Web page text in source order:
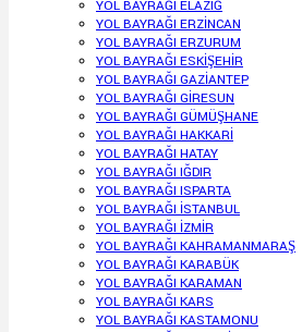
YOL BAYRAĞI ELAZIĞ
YOL BAYRAĞI ERZİNCAN
YOL BAYRAĞI ERZURUM
YOL BAYRAĞI ESKİŞEHİR
YOL BAYRAĞI GAZİANTEP
YOL BAYRAĞI GİRESUN
YOL BAYRAĞI GÜMÜŞHANE
YOL BAYRAĞI HAKKARİ
YOL BAYRAĞI HATAY
YOL BAYRAĞI IĞDIR
YOL BAYRAĞI ISPARTA
YOL BAYRAĞI İSTANBUL
YOL BAYRAĞI İZMİR
YOL BAYRAĞI KAHRAMANMARAŞ
YOL BAYRAĞI KARABÜK
YOL BAYRAĞI KARAMAN
YOL BAYRAĞI KARS
YOL BAYRAĞI KASTAMONU